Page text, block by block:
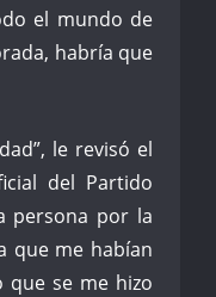
el mundo de
habría que
le revisó el
del Partido
persona por la
que me habían
que se me hizo